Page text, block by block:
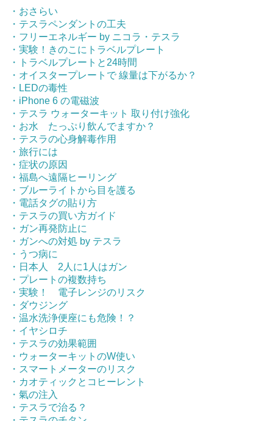
・おさらい
・テスラペンダントの工夫
・フリーエネルギー by ニコラ・テスラ
・実験！きのこにトラベルプレート
・トラベルプレートと24時間
・オイスタープレートで 線量は下がるか？
・LEDの毒性
・iPhone 6 の電磁波
・テスラ ウォーターキット 取り付け強化
・お水 たっぷり飲んでますか？
・テスラの心身解毒作用
・旅行には
・症状の原因
・福島へ遠隔ヒーリング
・ブルーライトから目を護る
・電話タグの貼り方
・テスラの買い方ガイド
・ガン再発防止に
・ガンへの対処 by テスラ
・うつ病に
・日本人 2人に1人はガン
・プレートの複数持ち
・実験！ 電子レンジのリスク
・ダウジング
・温水洗浄便座にも危険！？
・イヤシロチ
・テスラの効果範囲
・ウォーターキットのW使い
・スマートメーターのリスク
・カオティックとコヒーレント
・氣の注入
・テスラで治る？